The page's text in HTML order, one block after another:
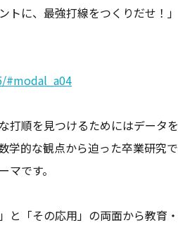
トに、最強打線をつくりだせ！
#modal_a04
打順を見つけるためにはデータ
学的な観点から迫った卒業研究
です。
と「その応用」の両面から教育